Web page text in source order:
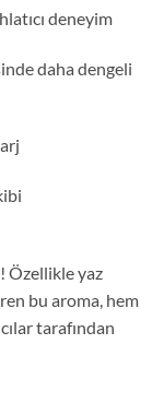
deneyim
daha dengeli
Özellikle yaz
bu aroma, hem
tarafından